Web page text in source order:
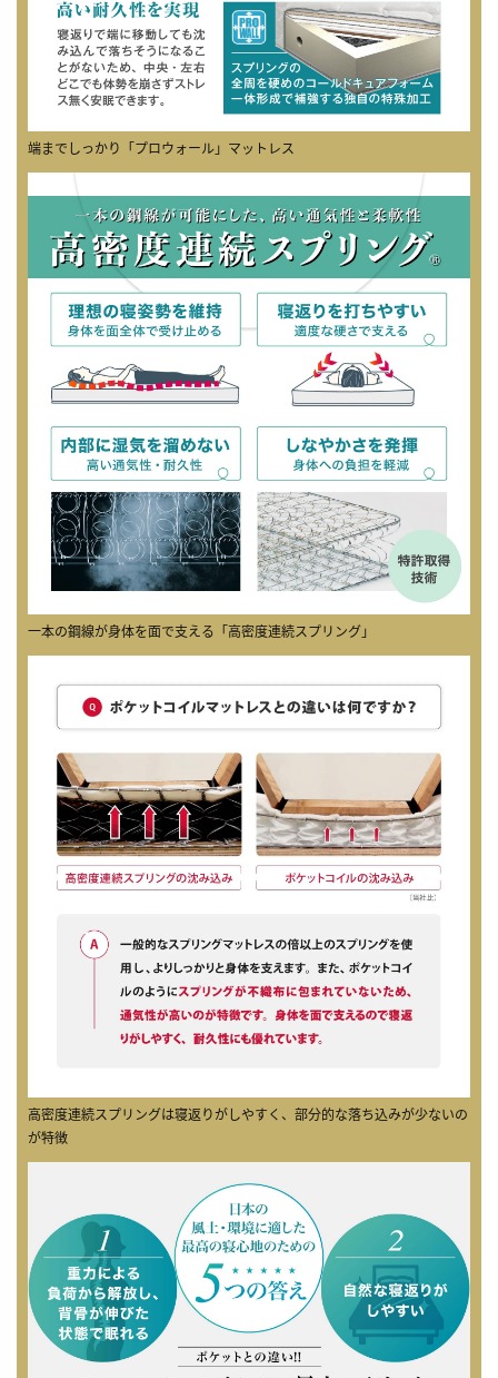
端までしっかり「プロウォール」マットレス
一本の鋼線が身体を面で支える「高密度連続スプリング」
高密度連続スプリングは寝返りがしやすく、部分的な落ち込みが少ないの
が特徴